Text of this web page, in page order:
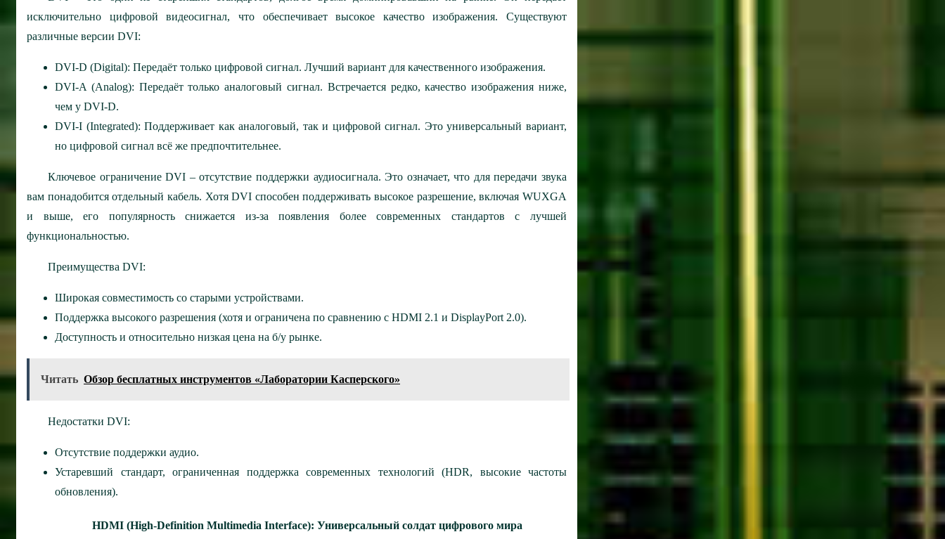
исключительно цифровой видеосигнал, что обеспечивает высокое качество изображения. Существуют
различные версии DVI:
DVI-D (Digital): Передаёт только цифровой сигнал. Лучший вариант для качественного изображения.
DVI-A (Analog): Передаёт только аналоговый сигнал. Встречается редко, качество изображения ниже,
чем у DVI-D.
DVI-I (Integrated): Поддерживает как аналоговый, так и цифровой сигнал. Это универсальный вариант,
но цифровой сигнал всё же предпочтительнее.
Ключевое ограничение DVI – отсутствие поддержки аудиосигнала. Это означает, что для передачи звука
вам понадобится отдельный кабель. Хотя DVI способен поддерживать высокое разрешение, включая WUXGA
и выше, его популярность снижается из-за появления более современных стандартов с лучшей
функциональностью.
Преимущества DVI:
Широкая совместимость со старыми устройствами.
Поддержка высокого разрешения (хотя и ограничена по сравнению с HDMI 2.1 и DisplayPort 2.0).
Доступность и относительно низкая цена на б/у рынке.
Читать Обзор бесплатных инструментов «Лаборатории Касперского»
Недостатки DVI:
Отсутствие поддержки аудио.
Устаревший стандарт, ограниченная поддержка современных технологий (HDR, высокие частоты
обновления).
HDMI (High-Definition Multimedia Interface): Универсальный солдат цифрового мира